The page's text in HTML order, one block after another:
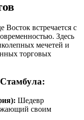
Восток встречается с
Здесь
мечетей и
торговых
Шедевр
своим